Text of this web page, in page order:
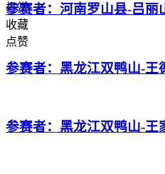
打赏
收藏
点赞
参赛者：河南罗山县-吕丽
参赛者：黑龙江双鸭山-王
参赛者：黑龙江双鸭山-王